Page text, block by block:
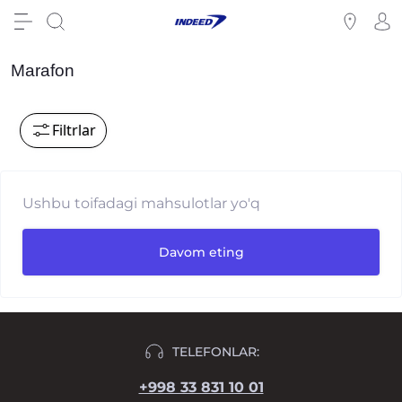
Marafon
Filtrlar
Ushbu toifadagi mahsulotlar yo'q
Davom eting
TELEFONLAR:
+998 33 831 10 01